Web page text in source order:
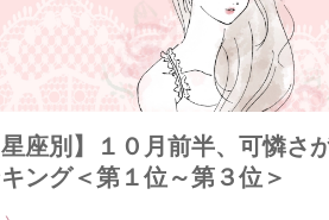
星座別】１０月前半、可憐さ
ング＜第１位～第３位＞